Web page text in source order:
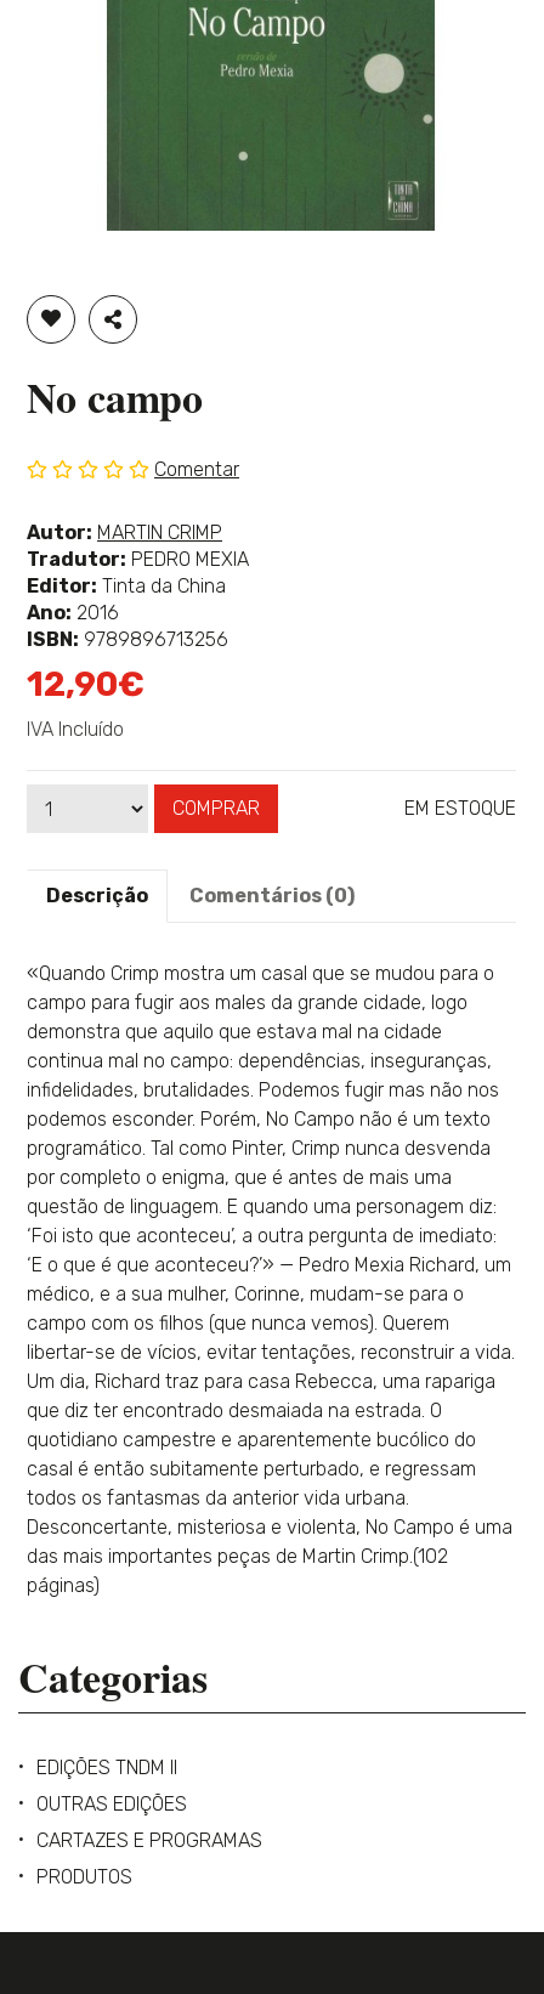
ADICIONAR À LISTA DE DESEJOS
PARTILHAR
No campo
classificação
Comentar
Autor: Ver
mais
sobre
MARTIN CRIMP
Tradutor: PEDRO MEXIA
Editor: Tinta da China
Ano: 2016
ISBN: 9789896713256
12,90€
IVA Incluído
Qtd COMPRAR
Disponibilidade: EM ESTOQUE
Descrição Comentários (0)
«Quando Crimp mostra um casal que se mudou para o
campo para fugir aos males da grande cidade, logo
demonstra que aquilo que estava mal na cidade
continua mal no campo: dependências, inseguranças,
infidelidades, brutalidades. Podemos fugir mas não nos
podemos esconder. Porém, No Campo não é um texto
programático. Tal como Pinter, Crimp nunca desvenda
por completo o enigma, que é antes de mais uma
questão de linguagem. E quando uma personagem diz:
‘Foi isto que aconteceu’, a outra pergunta de imediato:
‘E o que é que aconteceu?’» — Pedro Mexia Richard, um
médico, e a sua mulher, Corinne, mudam-se para o
campo com os filhos (que nunca vemos). Querem
libertar-se de vícios, evitar tentações, reconstruir a vida.
Um dia, Richard traz para casa Rebecca, uma rapariga
que diz ter encontrado desmaiada na estrada. O
quotidiano campestre e aparentemente bucólico do
casal é então subitamente perturbado, e regressam
todos os fantasmas da anterior vida urbana.
Desconcertante, misteriosa e violenta, No Campo é uma
das mais importantes peças de Martin Crimp.(102
páginas)
Categorias
EDIÇÕES TNDM II
OUTRAS EDIÇÕES
CARTAZES E PROGRAMAS
PRODUTOS